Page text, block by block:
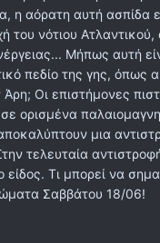
η αόρατη αυτή ασπίδα
του νότιου
Μήπως αυτή
πεδίο της γης, όπως
Άρη; Οι επιστήμονες
ορισμένα
μια
τελευταία
Τι μπορεί να
Σαββάτου 18/06!